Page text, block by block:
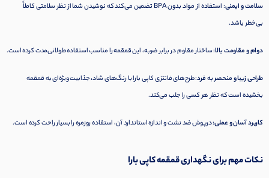
سلامت و ایمنی
: استفاده از مواد بدون BPA تضمین می‌کند که نوشیدن شما از نظر سلامتی کاملاً
بی‌خطر باشد.
دوام و مقاومت بالا: ساختار مقاوم در برابر ضربه، این قمقمه را مناسب استفاده طولانی‌مدت کرده است.
طراحی زیبا و منحصر به فرد: طرح‌های فانتزی کاپی بارا با رنگ‌های شاد، جذابیت ویژه‌ای به قمقمه
بخشیده است که نظر هر کسی را جلب می‌کند.
کاربرد آسان و عملی: درپوش ضد نشت و اندازه استاندارد آن، استفاده روزمره را بسیار راحت کرده است.
نکات مهم برای نگهداری قمقمه کاپی بارا